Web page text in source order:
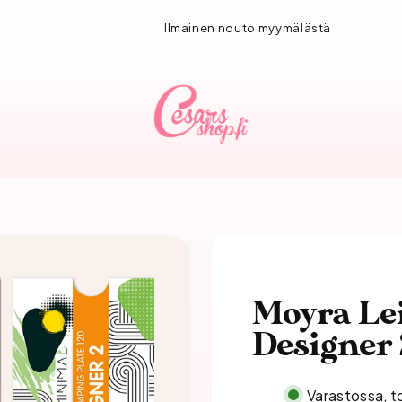
1-3 vuorokauden toimitus!
Moyra
Designer
Varastossa,